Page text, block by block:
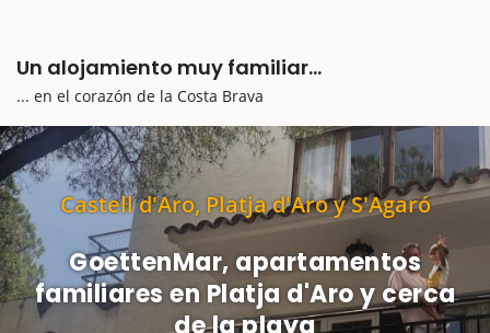
Un alojamiento muy familiar...
... en el corazón de la Costa Brava
Castell d'Aro, Platja d'Aro y S'Agaró
GoettenMar, apartamentos
familiares en Platja d'Aro y cerca
de la playa